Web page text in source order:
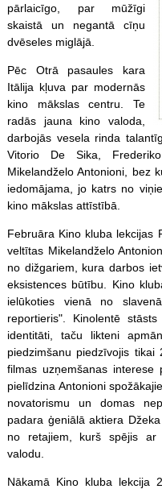
pārlaicīgo, par mūžīgi
skaistā un negantā cīņu
dvēseles miglājā.
Pēc Otrā pasaules kara
Itālija kļuva par modernās
kino mākslas centru. Te
radās jauna kino valoda,
darbojās vesela rinda
Vitorio De Sika,
Mikelandželo Antonioni, bez
iedomājama, jo katrs no
kino mākslas attīstībā.
Februāra Kino kluba lekcijas
veltītas Mikelandželo
no dižgariem, kura darbos
eksistences būtību. Kino
ielūkoties vienā no
reportieris". Kinolentē
identitāti, taču likteni
piedzimšanu piedzīvojis
filmas uzņemšanas
pielīdzina Antonioni
novatorismu un domas
padara ģeniālā aktiera
no retajiem, kurš spējis ar
valodu.
Nākamā Kino kluba lekcija